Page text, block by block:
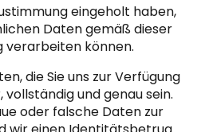
eingeholt haben,
Daten gemäß dieser
verarbeiten können.
die Sie uns zur Verfügung
und genau sein.
oder falsche Daten zur